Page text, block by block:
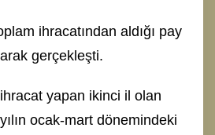
ihracatından aldığı pay
gerçekleşti.
yapan ikinci il olan
ocak-mart dönemindeki